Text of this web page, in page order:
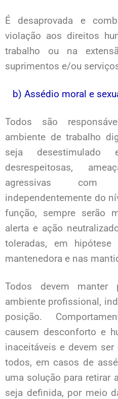
É desaprovada e
violação aos direitos
trabalho ou na
suprimentos e/ou
b) Assédio moral e
Todos são
ambiente de trabalho
seja desestimulado
desrespeitosas,
agressivas com
independentemente do
função, sempre serão
alerta e ação
toleradas, em
mantenedora e nas
Todos devem manter
ambiente profissional,
posição.
causem desconforto e
inaceitáveis e devem
todos, em casos de
uma solução para retirar
seja definida, por meio